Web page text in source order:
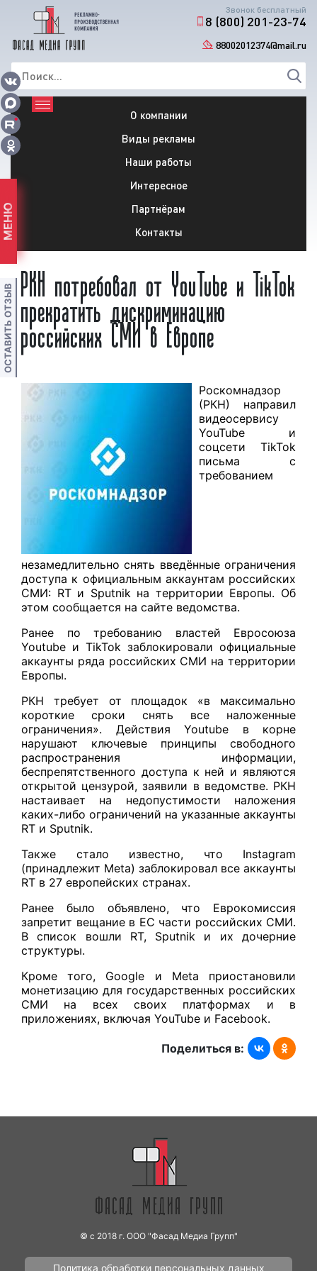
Звонок бесплатный
8 (800) 201-23-74
88002012374@mail.ru
О компании
Виды рекламы
Наши работы
Интересное
Партнёрам
Контакты
РКН потребовал от YouTube и TikTok
прекратить дискриминацию
российских СМИ в Европе
Роскомнадзор
(РКН) направил
видеосервису
YouTube и
соцсети TikTok
письма с
требованием
незамедлительно снять введённые ограничения
доступа к официальным аккаунтам российских
СМИ: RT и Sputnik на территории Европы. Об
этом сообщается на сайте ведомства.
Ранее по требованию властей Евросоюза
Youtube и TikTok заблокировали официальные
аккаунты ряда российских СМИ на территории
Европы.
РКН требует от площадок «в максимально
короткие сроки снять все наложенные
ограничения». Действия Youtube в корне
нарушают ключевые принципы свободного
распространения информации,
беспрепятственного доступа к ней и являются
открытой цензурой, заявили в ведомстве. РКН
настаивает на недопустимости наложения
каких-либо ограничений на указанные аккаунты
RT и Sputnik.
Также стало известно, что Instagram
(принадлежит Meta) заблокировал все аккаунты
RT в 27 европейских странах.
Ранее было объявлено, что Еврокомиссия
запретит вещание в ЕС части российских СМИ.
В список вошли RT, Sputnik и их дочерние
структуры.
Кроме того, Google и Meta приостановили
монетизацию для государственных российских
СМИ на всех своих платформах и в
приложениях, включая YouTube и Facebook.
Поделиться в:
© с 2018 г. ООО "Фасад Медиа Групп"
Политика обработки персональных данных
МЕНЮ
ОСТАВИТЬ ОТЗЫВ